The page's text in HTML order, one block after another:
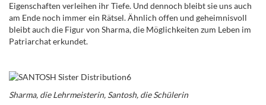
Eigenschaften verleihen ihr Tiefe. Und dennoch bleibt sie uns auch
am Ende noch immer ein Rätsel. Ähnlich offen und geheimnisvoll
bleibt auch die Figur von Sharma, die Möglichkeiten zum Leben im
Patriarchat erkundet.
Sharma, die Lehrmeisterin, Santosh, die Schülerin